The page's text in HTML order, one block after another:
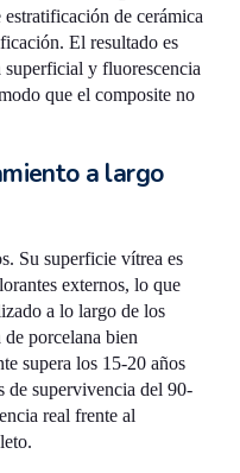
de cerámica
El resultado es
y fluorescencia
que el composite no
a largo
Su superficie vítrea es
externos, lo que
a lo largo de los
porcelana bien
supera los 15-20 años
de supervivencia del 90-
real frente al